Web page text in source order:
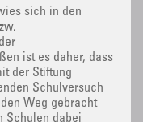
sich in den
ist es daher, dass
der Stiftung
Schulversuch
Weg gebracht
Schulen dabei